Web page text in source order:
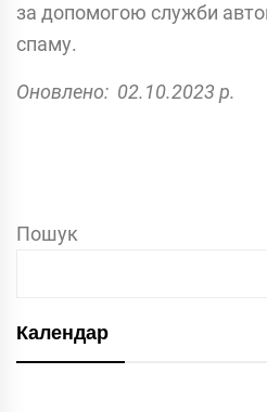
за допомогою служби
спаму.
Оновлено: 02.10.2023 p.
Пошук
Календар